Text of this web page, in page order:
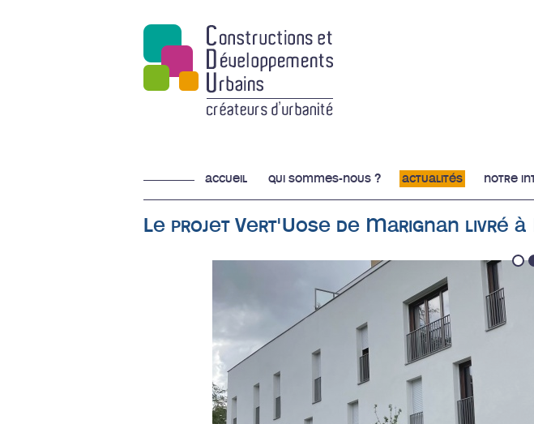
accueil qui sommes-nous ? actualités notre
Le projet Vert'Uose de Marignan livré
1